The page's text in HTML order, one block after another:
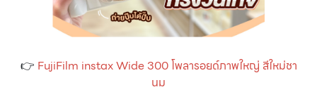
👉 FujiFilm instax Wide 300 โพลารอยด์ภาพใหญ่ สีใหม่ชา
นม